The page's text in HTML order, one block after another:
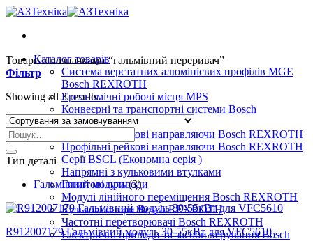
Skip
content
Каталог товарів
Система верстатних алюмінієвих профілів MGE
Bosch REXROTH
Ергономічні робочі місця MPS
Конвеєрні та транспортні системи Bosch
REXROTH
Профільні рейкові направляючи Bosch REXROTH
Профільні рейкові направляючи Bosch REXROTH
Серії BSCL (Економна серія )
Напрямні з кульковими втулками
Гвинтові приводи
Модулі лінійного переміщення Bosch REXROTH
Кулькові опори Bosch REXROTH
Частотні перетворювачі Bosch REXROTH
Електричні приводи та засоби керування Bosch
Товари з позначками “гальмівний переривач”
Фільтр
Showing all 3 results
Шукати:
Тип деталі
Гальмівний модуль (3)
R912007179 Гальмівний модуль 30-55кВт для VFC5610